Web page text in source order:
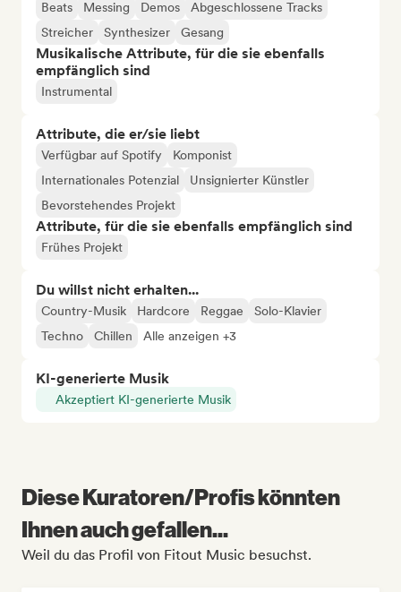
Beats Messing Demos
Abgeschlossene Tracks
Streicher
Synthesizer Gesang
Musikalische Attribute, für die sie ebenfalls
empfänglich sind
Instrumental
Attribute, die er/sie liebt
Verfügbar auf Spotify
Komponist
Internationales Potenzial
Unsignierter Künstler
Bevorstehendes Projekt
Attribute, für die sie ebenfalls empfänglich sind
Frühes Projekt
Du willst nicht erhalten...
Country-Musik Hardcore Reggae
Solo-Klavier
Techno
Chillen Alle anzeigen +3
KI-generierte Musik
Akzeptiert KI-generierte Musik
Diese Kuratoren/Profis könnten
Ihnen auch gefallen...
Weil du das Profil von Fitout Music besuchst.